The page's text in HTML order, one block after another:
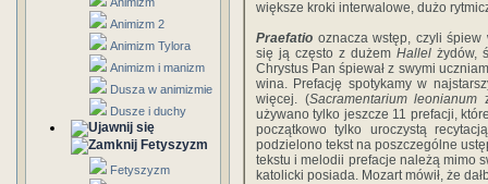
Animizm 2
Animizm Tylora
Animizm i manizm
Dusza w animizmie
Dusze i duchy
Fetyszyzm
Fetyszyzm
większe kroki interwalowe, dużo
Praefatio oznacza wstęp, czyli śpiew
się ją często z dużem Hallel żydów,
Chrystus Pan śpiewał z swymi
wina. Prefację spotykamy w
więcej. (Sacramentarium leonianum
używano tylko jeszcze 11 prefacji,
początkowo tylko uroczystą
podzielono tekst na poszczególne
tekstu i melodii prefacje należą mimo
katolicki posiada. Mozart mówił, że